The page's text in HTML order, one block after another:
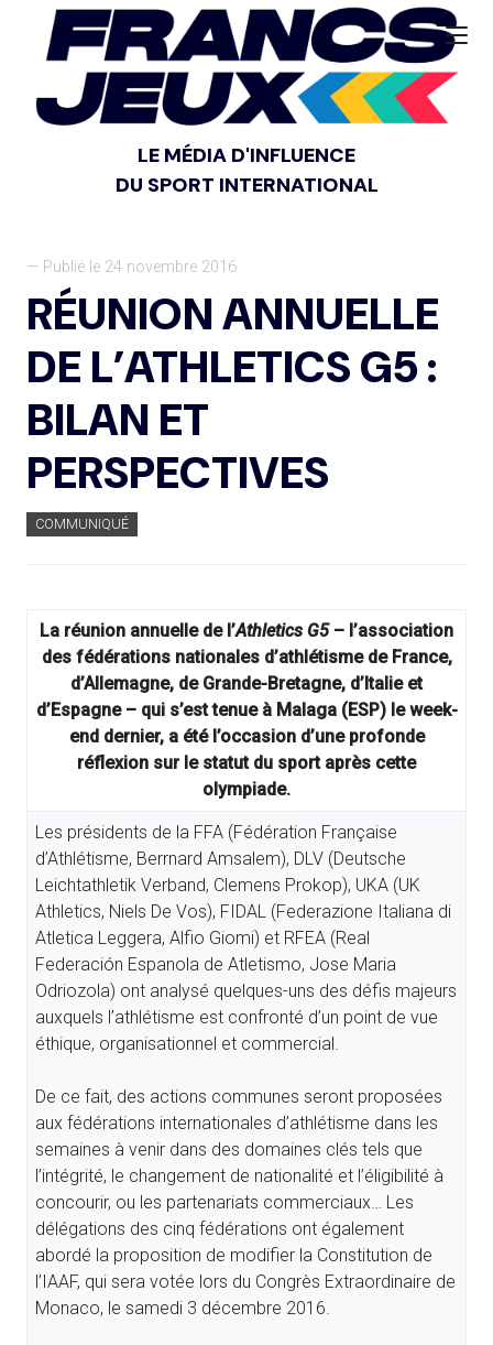
LE MÉDIA D'INFLUENCE
DU SPORT INTERNATIONAL
— Publié le 24 novembre 2016
RÉUNION ANNUELLE
DE L’ATHLETICS G5 :
BILAN ET
PERSPECTIVES
COMMUNIQUÉ
La réunion annuelle de l’Athletics G5– l’association
des fédérations nationales d’athlétisme de France,
d’Allemagne, de Grande-Bretagne, d’Italie et
d’Espagne – qui s’est tenue à Malaga (ESP) le week-
end dernier, a été l’occasion d’une profonde
réflexion sur le statut du sport après cette
olympiade.
Les présidents de la FFA (Fédération Française
d’Athlétisme, Berrnard Amsalem), DLV (Deutsche
Leichtathletik Verband, Clemens Prokop), UKA (UK
Athletics, Niels De Vos), FIDAL (Federazione Italiana di
Atletica Leggera, Alfio Giomi) et RFEA (Real
Federación Espanola de Atletismo, Jose Maria
Odriozola) ont analysé quelques-uns des défis majeurs
auxquels l’athlétisme est confronté d’un point de vue
éthique, organisationnel et commercial.
De ce fait, des actions communes seront proposées
aux fédérations internationales d’athlétisme dans les
semaines à venir dans des domaines clés tels que
l’intégrité, le changement de nationalité et l’éligibilité à
concourir, ou les partenariats commerciaux… Les
délégations des cinq fédérations ont également
abordé la proposition de modifier la Constitution de
l’IAAF, qui sera votée lors du Congrès Extraordinaire de
Monaco, le samedi 3 décembre 2016.